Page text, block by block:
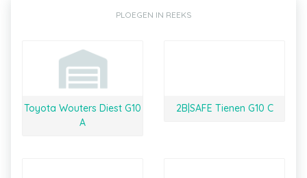
PLOEGEN IN REEKS
Toyota Wouters Diest G10
A
2B|SAFE Tienen G10 C